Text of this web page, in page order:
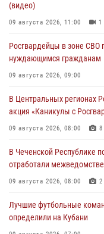
(видео)
09 августа 2026, 11:00 1
Росгвардейцы в зоне СВО
нуждающимся гражданам
09 августа 2026, 09:00
В Центральных регионах
акция «Каникулы с
09 августа 2026, 08:00 8
В Чеченской Республике
отработали
09 августа 2026, 08:00 2
Лучшие футбольные
определили на Кубани